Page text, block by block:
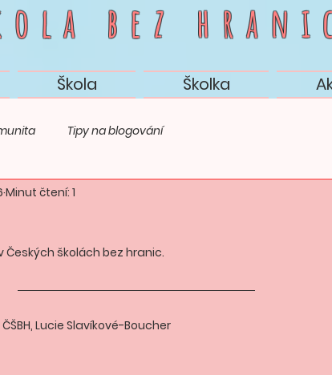
bez
Škola Školka
Tipy na blogování
Minut čtení: 1
školách bez hranic.
Lucie Slavíkové-Boucher